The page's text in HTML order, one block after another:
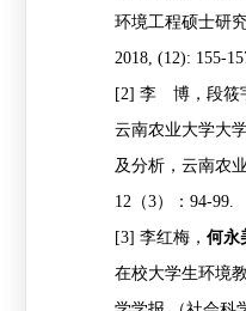
环境工程硕士研
2018, (12): 155-
[2] 李 博，段筱
云南农业大学大
及分析，云南农
12 （3）： 94-99.
[3] 李红梅， 何永
在校大学生环境